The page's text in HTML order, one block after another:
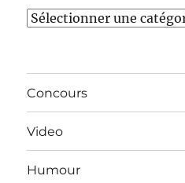
Catégories
Concours
Video
Humour